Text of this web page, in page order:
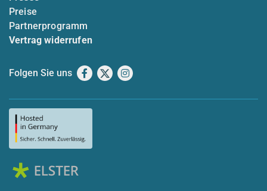
Preise
Partnerprogramm
Vertrag widerrufen
Folgen Sie uns Facebook
X Instagram